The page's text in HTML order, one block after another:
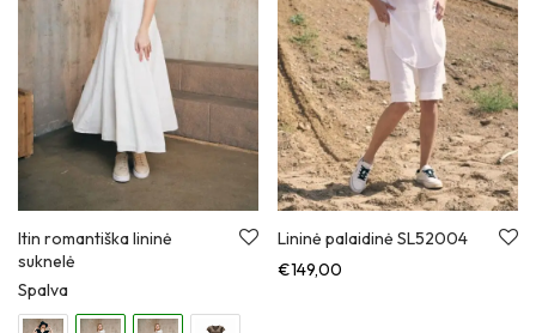
Itin romantiška lininė
suknelė
Spalva
Lininė palaidinė SL52004
€149,00